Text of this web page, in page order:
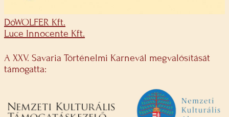
DöWOLFER Kft.
Luce Innocente Kft.
A XXV. Savaria Történelmi Karnevál megvalósítását
támogatta: